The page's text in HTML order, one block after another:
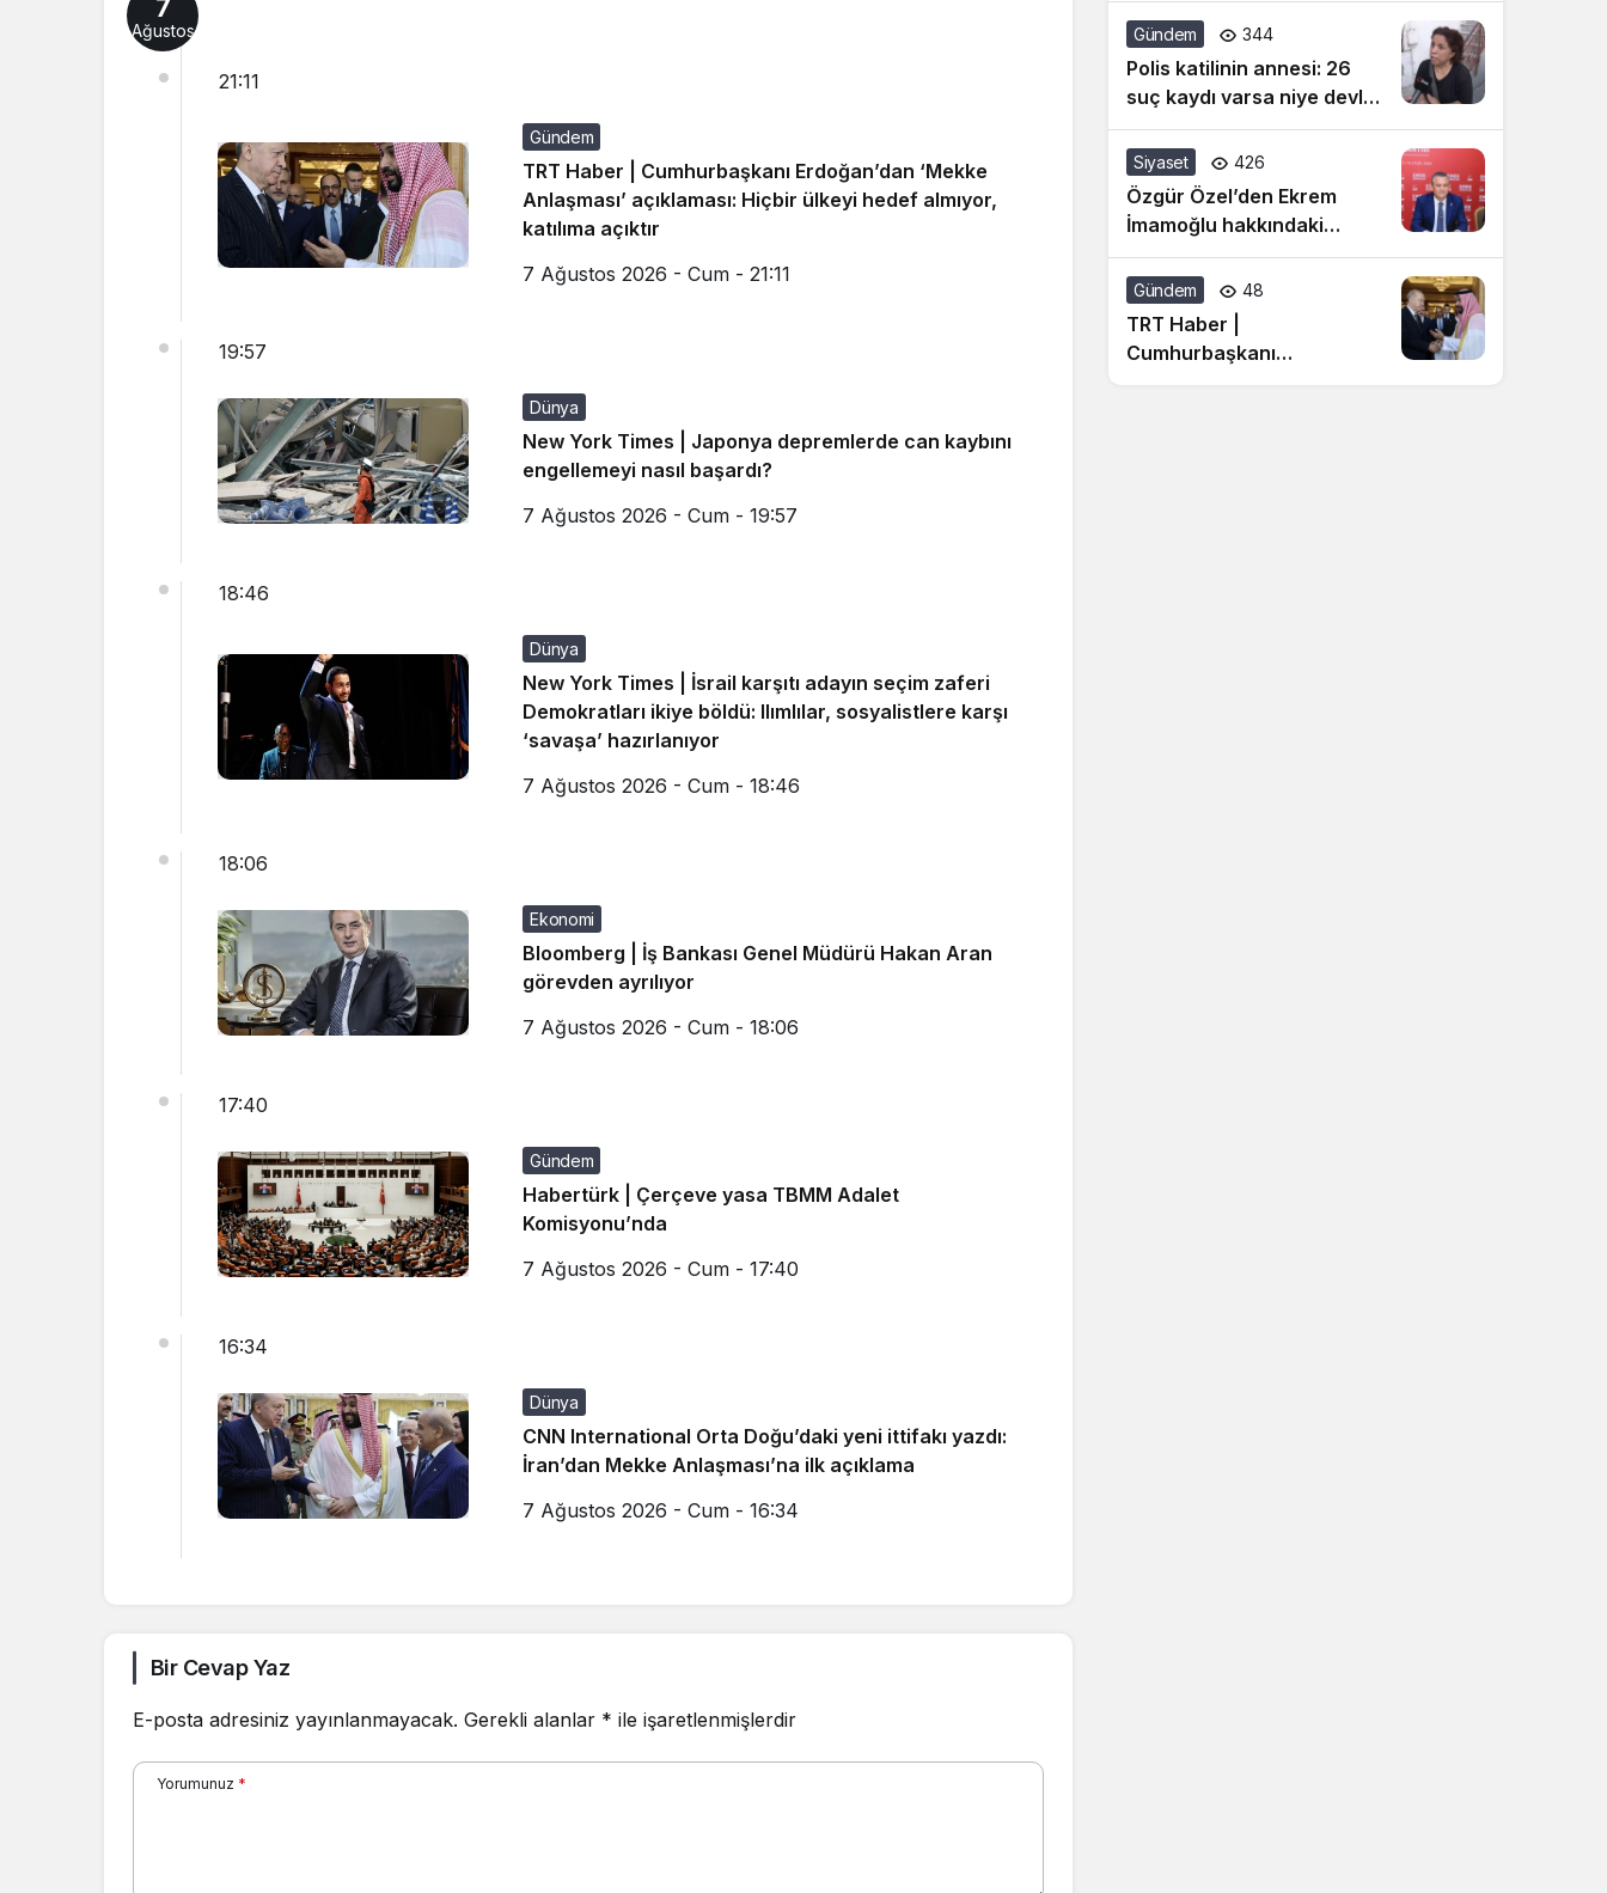
7
Ağustos
21:11
Gündem
TRT Haber | Cumhurbaşkanı Erdoğan’dan ‘Mekke
Anlaşması’ açıklaması: Hiçbir ülkeyi hedef almıyor,
katılıma açıktır
7 Ağustos 2026 - Cum - 21:11
19:57
Dünya
New York Times | Japonya depremlerde can kaybını
engellemeyi nasıl başardı?
7 Ağustos 2026 - Cum - 19:57
18:46
Dünya
New York Times | İsrail karşıtı adayın seçim zaferi
Demokratları ikiye böldü: Ilımlılar, sosyalistlere karşı
‘savaşa’ hazırlanıyor
7 Ağustos 2026 - Cum - 18:46
18:06
Ekonomi
Bloomberg | İş Bankası Genel Müdürü Hakan Aran
görevden ayrılıyor
7 Ağustos 2026 - Cum - 18:06
17:40
Gündem
Habertürk | Çerçeve yasa TBMM Adalet
Komisyonu’nda
7 Ağustos 2026 - Cum - 17:40
16:34
Dünya
CNN International Orta Doğu’daki yeni ittifakı yazdı:
İran’dan Mekke Anlaşması’na ilk açıklama
7 Ağustos 2026 - Cum - 16:34
Bir Cevap Yaz
E-posta adresiniz yayınlanmayacak. Gerekli alanlar * ile işaretlenmişlerdir
Yorumunuz *
Gündem 344
Polis katilinin annesi: 26
suç kaydı varsa niye devlet
bunu almadı
Siyaset 426
Özgür Özel’den Ekrem
İmamoğlu hakkındaki
hakaret davasına ilişkin
açıklama
Gündem 48
TRT Haber |
Cumhurbaşkanı